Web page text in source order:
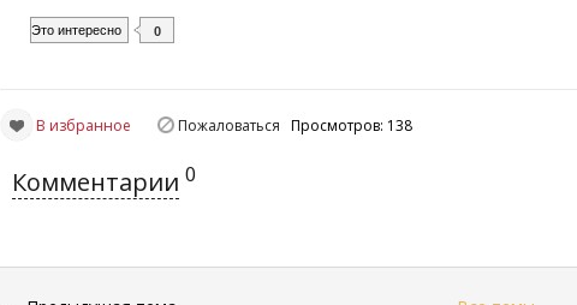
Это интересно 0
В избранное Пожаловаться Просмотров: 138
Комментарии 0